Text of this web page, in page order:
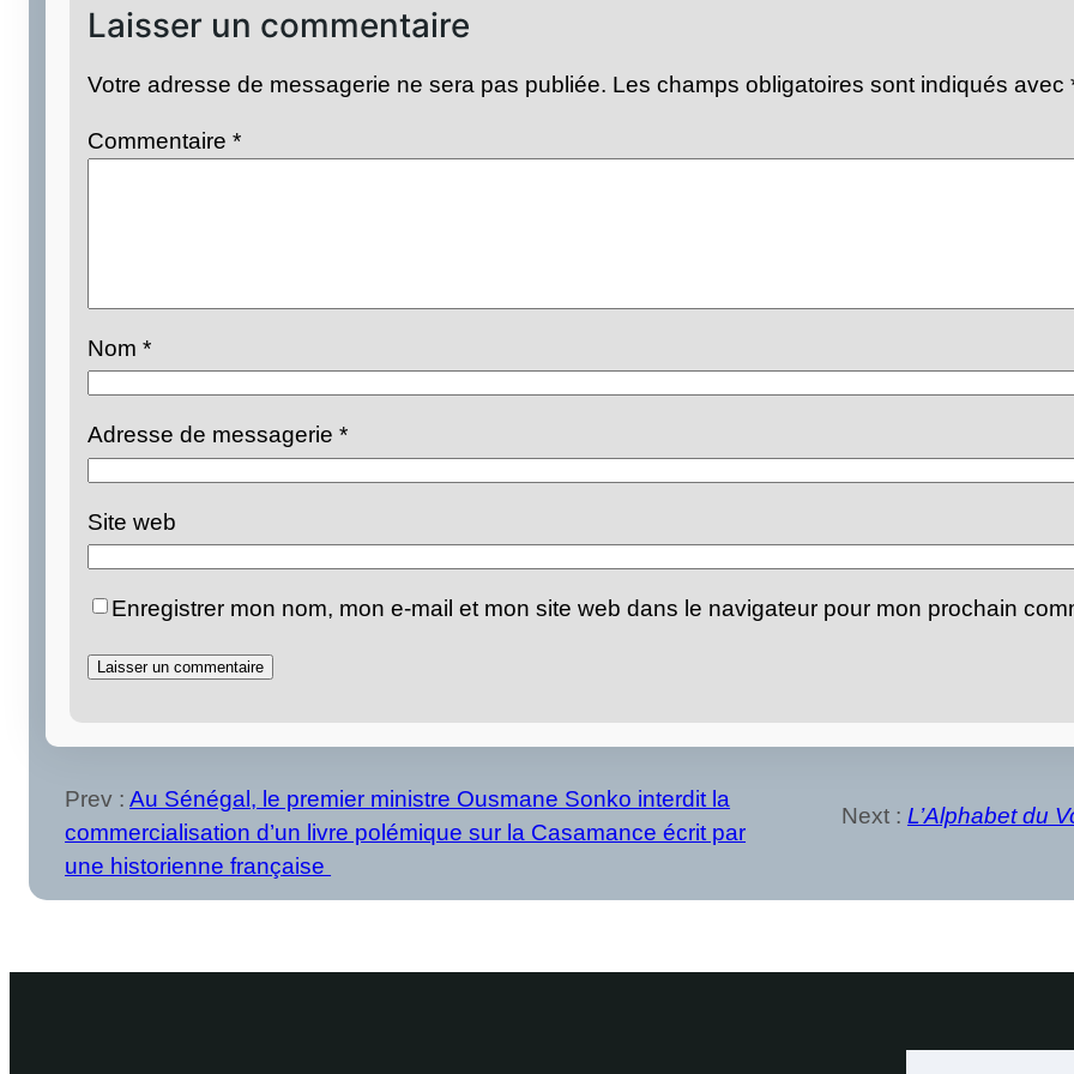
Laisser un commentaire
Votre adresse de messagerie ne sera pas publiée. Les champs obligatoires sont indiqués avec
Commentaire*
Nom*
Adresse de messagerie*
Site web
Enregistrer mon nom, mon e-mail et mon site web dans le navigateur pour mon prochain
Prev :Au Sénégal, le premier ministre Ousmane Sonko interdit la
commercialisation d’un livre polémique sur la Casamance écrit par
une historienne française
Next : L’Alphabet du